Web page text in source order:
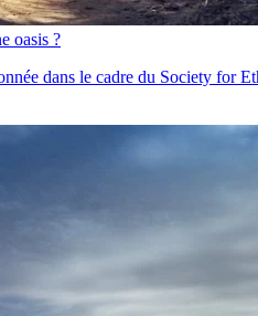
oasis ?
dans le cadre du Society for